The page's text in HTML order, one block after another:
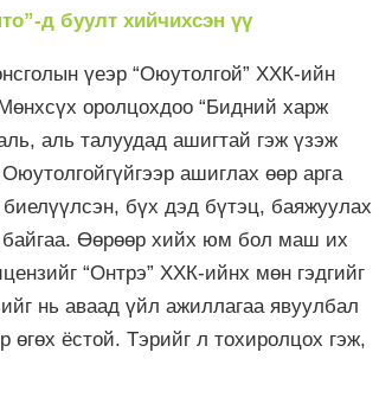
д буулт хийчихсэн үү
үеэр “Оюутолгой” ХХК-ийн
оролцохдоо “Бидний харж
аль талуудад ашигтай гэж үзэж
ашиглах өөр арга
бүх дэд бүтэц, баяжуулах
байгаа. Өөрөөр хийх юм бол маш их
“Онтрэ” ХХК-ийнх мөн гэдгийг
нь аваад үйл ажиллагаа явуулбал
ёстой. Тэрийг л тохиролцох гэж,